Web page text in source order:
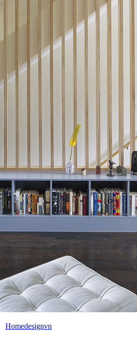
Homedesignvn